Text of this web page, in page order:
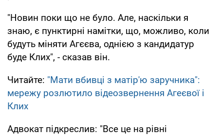
"Новин поки що не було. Але, наскільки я
знаю, є пунктирні намітки, що, можливо, коли
будуть міняти Агєєва, однією з кандидатур
буде Клих", - сказав він.
Читайте: "Мати вбивці з матір'ю заручника":
мережу розлютило відеозвернення Агеєвої і
Клих
Адвокат підкреслив: "Все це на рівні